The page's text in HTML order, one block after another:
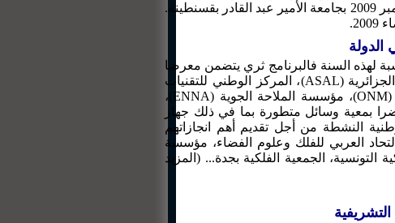
الجماهيري الذي تنظمه جمعية "الشعرى" للفلك، وذلك في الأيام 30 ،31 أكتوبر و1 نوفمبر 2009 بجامعة الأمير عبد القادر بقسنطينة.
لهذه السنة فالبرنامج ثري يتضمن معرضا
(ASAL)، المركز الوطني للتقنيات
(
ONM)، مؤسسة الملاحة الجوية (ENNA)،
بمعية وسائل متطورة بما في ذلك جهاز
النشطة من أجل تقديم أهم انجازاتهم
العربي للفلك وعلوم الفضاء، مؤسسة
التونسية، الجمعية الفلكية بجدة... (المزيد